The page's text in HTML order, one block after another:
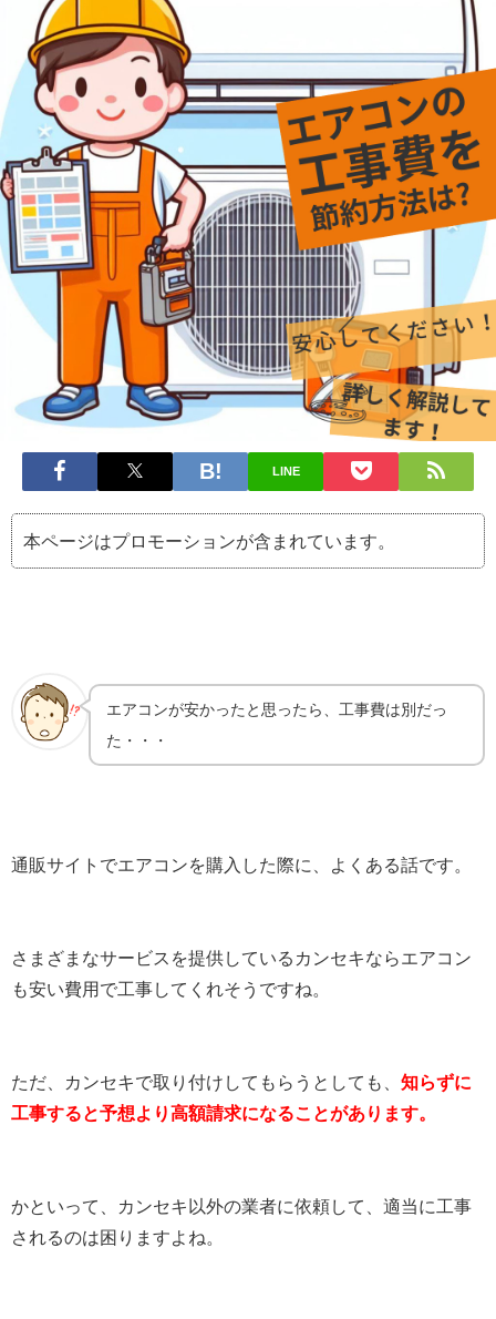
LINE
本ページはプロモーションが含まれています。
エアコンが安かったと思ったら、工事費は別だっ
た・・・
通販サイトでエアコンを購入した際に、よくある話です。
さまざまなサービスを提供しているカンセキならエアコン
も安い費用で工事してくれそうですね。
ただ、カンセキで取り付けしてもらうとしても、 知らずに
工事すると予想より高額請求になることがあります。
かといって、カンセキ以外の業者に依頼して、適当に工事
されるのは困りますよね。